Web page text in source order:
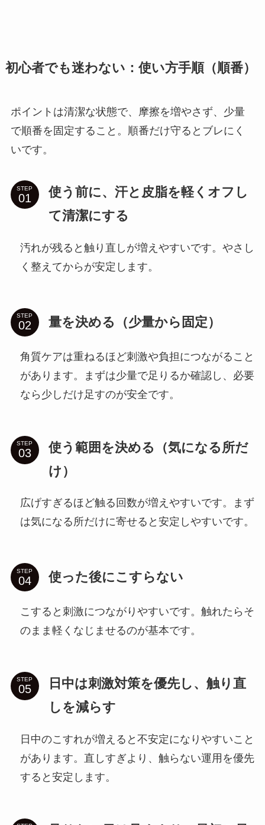
初心者でも迷わない：使い方手順（順番）
ポイントは清潔な状態で、摩擦を増やさず、少量
で順番を固定すること。順番だけ守るとブレにく
いです。
STEP
使う前に、汗と皮脂を軽くオフし
て清潔にする
汚れが残ると触り直しが増えやすいです。やさし
く整えてからが安定します。
STEP 量を決める（少量から固定）
角質ケアは重ねるほど刺激や負担につながること
があります。まずは少量で足りるか確認し、必要
なら少しだけ足すのが安全です。
STEP
使う範囲を決める（気になる所だ
け）
広げすぎるほど触る回数が増えやすいです。まず
は気になる所だけに寄せると安定しやすいです。
STEP 使った後にこすらない
こすると刺激につながりやすいです。触れたらそ
のまま軽くなじませるのが基本です。
STEP
日中は刺激対策を優先し、触り直
しを減らす
日中のこすれが増えると不安定になりやすいこと
があります。直しすぎより、触らない運用を優先
すると安定します。